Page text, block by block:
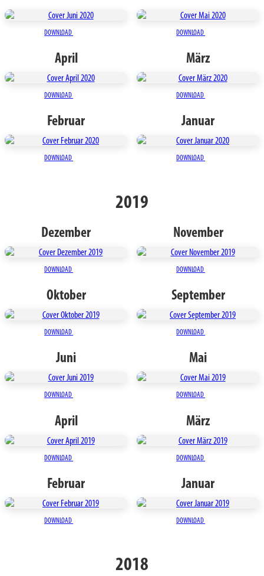
DOWNLOAD DOWNLOAD
April
DOWNLOAD
März
DOWNLOAD
Februar
DOWNLOAD
Januar
DOWNLOAD
2019
Dezember
DOWNLOAD
November
DOWNLOAD
Oktober
DOWNLOAD
September
DOWNLOAD
Juni
DOWNLOAD
Mai
DOWNLOAD
April
DOWNLOAD
März
DOWNLOAD
Februar
DOWNLOAD
Januar
DOWNLOAD
2018